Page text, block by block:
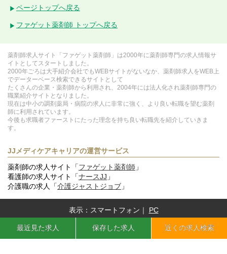
ページトップへ戻る
ファゲット薬剤師 トップへ戻る
薬剤師求人サイト「ファゲット薬剤師」は2000年に薬剤師専門の求人情報サ
イトとしてスタートしました。
2000年ごろは大手紹介会社でもWEBサイトがないなか、薬剤師求人をWEB上
でデーターベース検索できるサイトとして
たくさんの企業・薬剤師から利用され、2004年には法人化され薬剤師専門の
職業紹介サイトとなりました。
現在は中小の調剤薬局・病院の求人に非常に強く、より良い転職を望む薬剤
師に利用されています。
今後も求職者ファーストにたった理念を持ち良い転職先を紹介していきま
す。
JJメディケアキャリアの運営サービス
薬剤師の求人サイト「ファゲット薬剤師 」
看護師の求人サイト「ナースJJ 」
介護職の求人「介護ジャストジョブ 」
表示： スマートフォン ｜ PC
JJメディケアキャリア
東京都江戸川区篠崎町7-21-8 第2江戸鉄ビル2階
最近見た求人 保存した求人 近くの求人検索